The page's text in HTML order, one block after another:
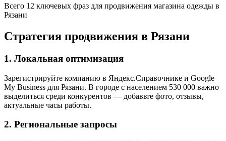
Всего 12 ключевых фраз для продвижения магазина одежды в
Рязани
Стратегия продвижения в Рязани
1. Локальная оптимизация
Зарегистрируйте компанию в Яндекс.Справочнике и Google
My Business для Рязани. В городе с населением 530 000 важно
выделиться среди конкурентов — добавьте фото, отзывы,
актуальные часы работы.
2. Региональные запросы